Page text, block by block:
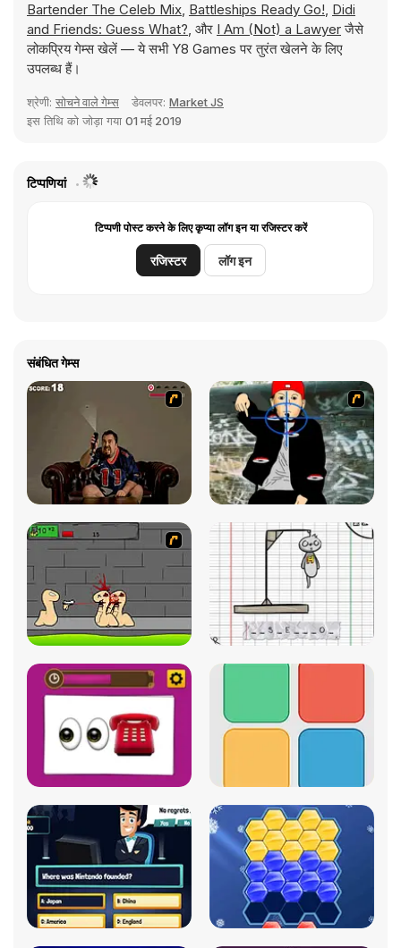
Bartender The Celeb Mix, Battleships Ready Go!, Didi
and Friends: Guess What?, और I Am (Not) a Lawyerजैसे
लोकप्रिय गेम्स खेलें — ये सभी Y8 Games पर तुरंत खेलने के लिए
उपलब्ध हैं।
श्रेणी: सोचने वाले गेम्स डेवलपर: Market JS
इस तिथि को जोड़ा गया 01 मई 2019
टिप्पणियां
टिप्पणी पोस्ट करने के लिए कृप्या लॉग इन या रजिस्टर करें
रजिस्टर लॉग इन
संबंधित गेम्स